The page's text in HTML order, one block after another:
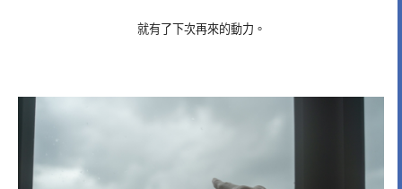
就有了下次再來的動力。